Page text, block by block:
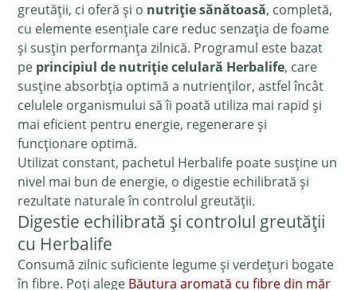
greutății, ci oferă și o nutriție sănătoasă, completă,
cu elemente esențiale care reduc senzația de foame
și susțin performanța zilnică. Programul este bazat
pe principiul de nutriție celulară Herbalife, care
susține absorbția optimă a nutrienților, astfel încât
celulele organismului să îi poată utiliza mai rapid și
mai eficient pentru energie, regenerare și
funcționare optimă.
Utilizat constant, pachetul Herbalife poate susține un
nivel mai bun de energie, o digestie echilibrată și
rezultate naturale în controlul greutății.
Digestie echilibrată și controlul greutății
cu Herbalife
Consumă zilnic suficiente legume și verdețuri bogate
în fibre. Poți alege Băutura aromată cu fibre din măr